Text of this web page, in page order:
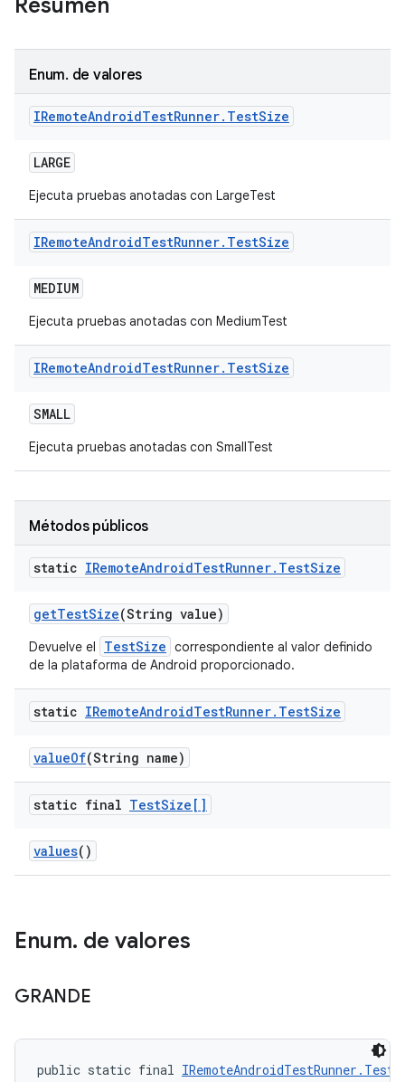
Resumen
Enum. de valores
IRemoteAndroidTestRunner. TestSize
LARGE
Ejecuta pruebas anotadas con LargeTest
IRemoteAndroidTestRunner. TestSize
MEDIUM
Ejecuta pruebas anotadas con MediumTest
IRemoteAndroidTestRunner. TestSize
SMALL
Ejecuta pruebas anotadas con SmallTest
Métodos públicos
static IRemoteAndroidTestRunner. TestSize
getTestSize(String value)
Devuelve el TestSize correspondiente al valor definido
de la plataforma de Android proporcionado.
static IRemoteAndroidTestRunner. TestSize
valueOf(String name)
static final TestSize[]
values()
Enum. de valores
GRANDE
public static final